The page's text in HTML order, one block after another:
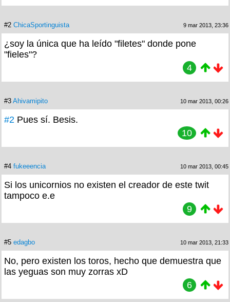
#2 ChicaSportinguista 9 mar 2013, 23:36
¿soy la única que ha leído "filetes" donde pone
"fieles"?
4
#3 Ahivamipito 10 mar 2013, 00:26
#2 Pues sí. Besis.
10
#4 fukeeencia 10 mar 2013, 00:45
Si los unicornios no existen el creador de este twit
tampoco e.e
9
#5 edagbo 10 mar 2013, 21:33
No, pero existen los toros, hecho que demuestra que
las yeguas son muy zorras xD
6